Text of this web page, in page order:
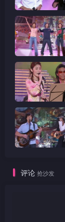
评论 抢沙发